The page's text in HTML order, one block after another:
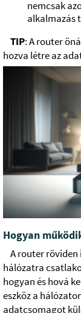
nemcsak
alkalmazás
TIP: A router
hozva létre az
Hogyan
A router
hálózatra
hogyan és hová
eszköz a
adatcsomagot